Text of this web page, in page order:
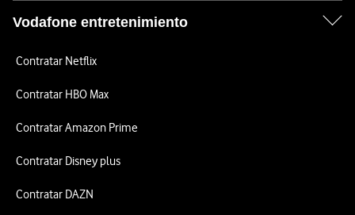
Vodafone entretenimiento
Contratar Netflix
Contratar HBO Max
Contratar Amazon Prime
Contratar Disney plus
Contratar DAZN